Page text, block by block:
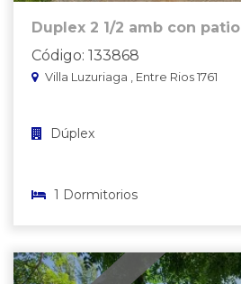
Duplex 2 1/2 amb con patio
Código: 133868
Villa Luzuriaga , Entre Rios 1761
Dúplex
1 Dormitorios